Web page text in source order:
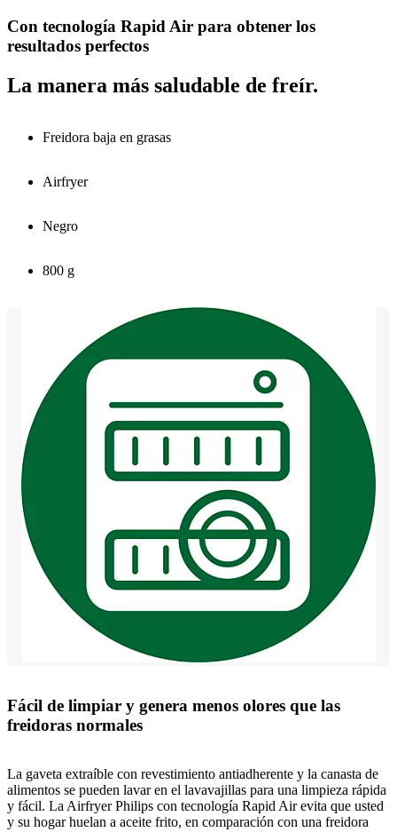
Con tecnología Rapid Air para obtener los
resultados perfectos
La manera más saludable de freír.
Freidora baja en grasas
Airfryer
Negro
800 g
Fácil de limpiar y genera menos olores que las
freidoras normales
La gaveta extraíble con revestimiento antiadherente y la canasta de
alimentos se pueden lavar en el lavavajillas para una limpieza rápida
y fácil. La Airfryer Philips con tecnología Rapid Air evita que usted
y su hogar huelan a aceite frito, en comparación con una freidora